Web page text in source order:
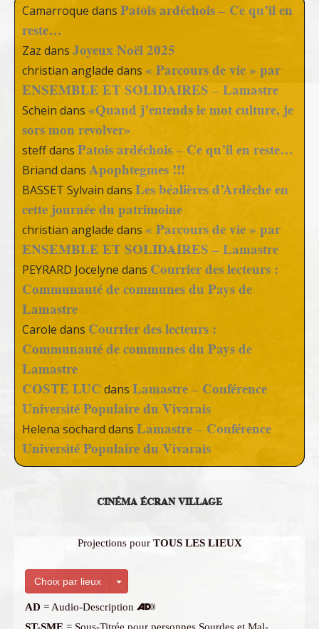
Camarroque dans Patois ardéchois – Ce qu’il en
reste…
Zaz dans Joyeux Noël 2025
christian anglade dans « Parcours de vie » par
ENSEMBLE ET SOLIDAIRES – Lamastre
Schein dans «Quand j’entends le mot culture, je
sors mon revolver»
steffdans Patois ardéchois – Ce qu’il en reste…
Briand dans Apophtegmes !!!
BASSET Sylvain dans Les béalières d’Ardèche en
cette journée du patrimoine
christian anglade dans « Parcours de vie » par
ENSEMBLE ET SOLIDAIRES – Lamastre
PEYRARD Jocelyne dans Courrier des lecteurs :
Communauté de communes du Pays de
Lamastre
Carole dans Courrier des lecteurs :
Communauté de communes du Pays de
Lamastre
COSTE LUC dans Lamastre – Conférence
Université Populaire du Vivarais
Helena sochard dans Lamastre – Conférence
Université Populaire du Vivarais
CINÉMA ÉCRAN VILLAGE